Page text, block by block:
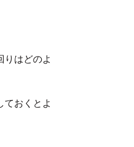
りはどのよ
ておくとよ